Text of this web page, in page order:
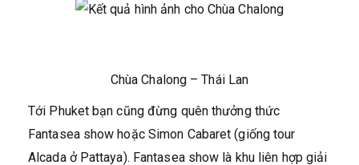
Chùa Chalong – Thái Lan
Tới Phuket bạn cũng đừng quên thưởng thức
Fantasea show hoặc Simon Cabaret (giống tour
Alcada ở Pattaya). Fantasea show là khu liên hợp giải